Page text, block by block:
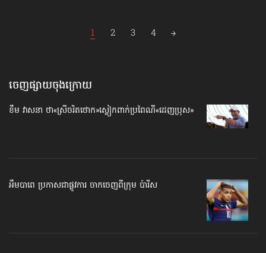
1 2 3 4
ចេញផ្សាយចុងក្រោយ
ខឹម វាសនា ថា«ស្រីចរិតថោក»​ស្លៀកពាក់ប្រពៃណី​«ដេញប្រុស»
អឹមបាពេ ប្រកាសជាផ្លូវការ ចាកចេញពីក្រុម ប៉ារីស